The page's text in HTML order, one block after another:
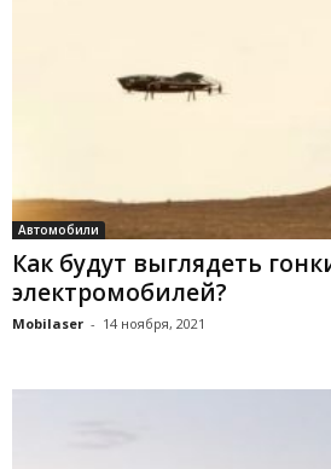
Автомобили
Как будут выглядеть
электромобилей?
Mobilaser - 14 ноября, 2021